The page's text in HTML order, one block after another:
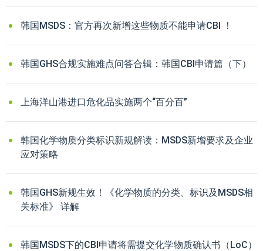
韩国MSDS：官方再次新增这些物质不能申请CBI ！
韩国GHS合规实施难点问答合辑：韩国CBI申请篇（下）
上海洋山港进口危化品实施两个“百分百”
韩国化学物质分类标识新规解读：MSDS新增要求及企业
应对策略
韩国GHS新规生效！《化学物质的分类、标识及MSDS相
关标准》 详解
韩国MSDS下的CBI申请将需提交化学物质确认书（LoC）